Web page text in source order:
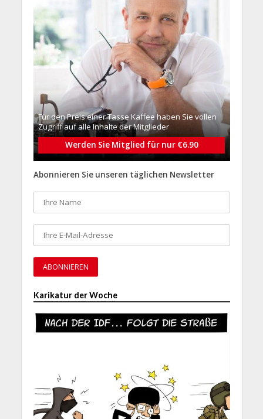
Für den Preis einer Tasse Kaffee haben Sie vollen
Zugriff auf alle Inhalte der Mitglieder
Werden Sie Mitglied für nur €6.90
Abonnieren Sie unseren täglichen Newsletter
Karikatur der Woche